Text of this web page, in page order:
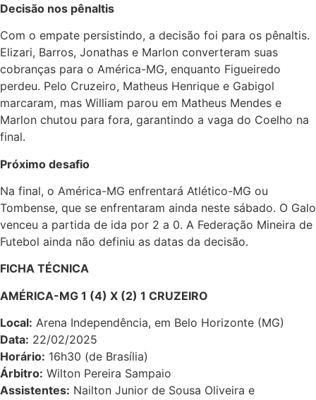
Decisão nos pênaltis
Com o empate persistindo, a decisão foi para os pênaltis.
Elizari, Barros, Jonathas e Marlon converteram suas
cobranças para o América-MG, enquanto Figueiredo
perdeu. Pelo Cruzeiro, Matheus Henrique e Gabigol
marcaram, mas William parou em Matheus Mendes e
Marlon chutou para fora, garantindo a vaga do Coelho na
final.
Próximo desafio
Na final, o América-MG enfrentará Atlético-MG ou
Tombense, que se enfrentaram ainda neste sábado. O Galo
venceu a partida de ida por 2 a 0. A Federação Mineira de
Futebol ainda não definiu as datas da decisão.
FICHA TÉCNICA
AMÉRICA-MG 1 (4) X (2) 1 CRUZEIRO
Local: Arena Independência, em Belo Horizonte (MG)
Data: 22/02/2025
Horário: 16h30 (de Brasília)
Árbitro: Wilton Pereira Sampaio
Assistentes: Nailton Junior de Sousa Oliveira e